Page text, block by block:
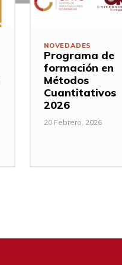
NOVEDADES
Programa de
formación en
Métodos
Cuantitativos
2026
20 Febrero, 2026